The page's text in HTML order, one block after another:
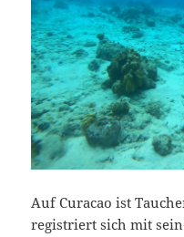
Auf Curacao ist
registriert sich mit